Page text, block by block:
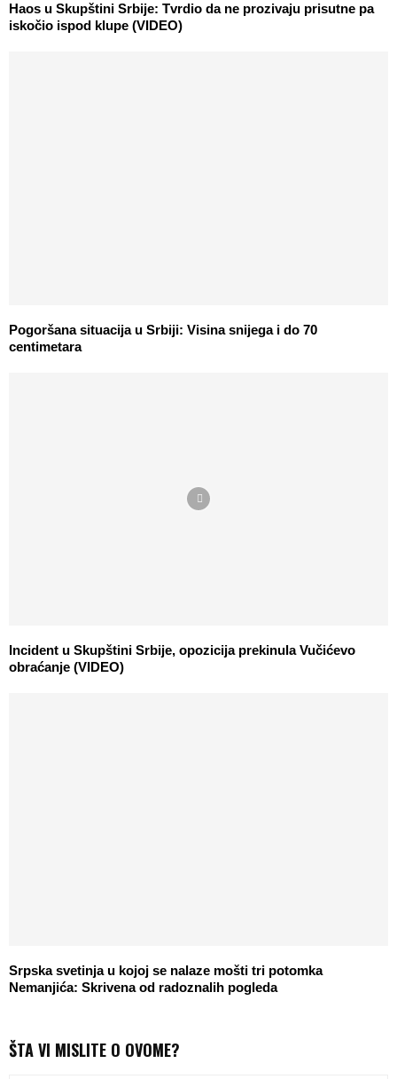
Haos u Skupštini Srbije: Tvrdio da ne prozivaju prisutne pa
iskočio ispod klupe (VIDEO)
Pogoršana situacija u Srbiji: Visina snijega i do 70
centimetara
Incident u Skupštini Srbije, opozicija prekinula Vučićevo
obraćanje (VIDEO)
Srpska svetinja u kojoj se nalaze mošti tri potomka
Nemanjića: Skrivena od radoznalih pogleda
ŠTA VI MISLITE O OVOME?